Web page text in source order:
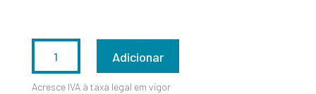
DE
Adicionar
Acresce IVA à taxa legal em vigor